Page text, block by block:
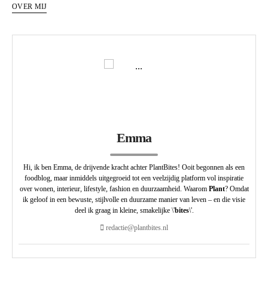
OVER MIJ
Emma
Hi, ik ben Emma, de drijvende kracht achter PlantBites! Ooit begonnen als een
foodblog, maar inmiddels uitgegroeid tot een veelzijdig platform vol inspiratie
over wonen, interieur, lifestyle, fashion en duurzaamheid. Waarom Plant? Omdat
ik geloof in een bewuste, stijlvolle en duurzame manier van leven – en die visie
deel ik graag in kleine, smakelijke \'bites\'.
redactie@plantbites.nl